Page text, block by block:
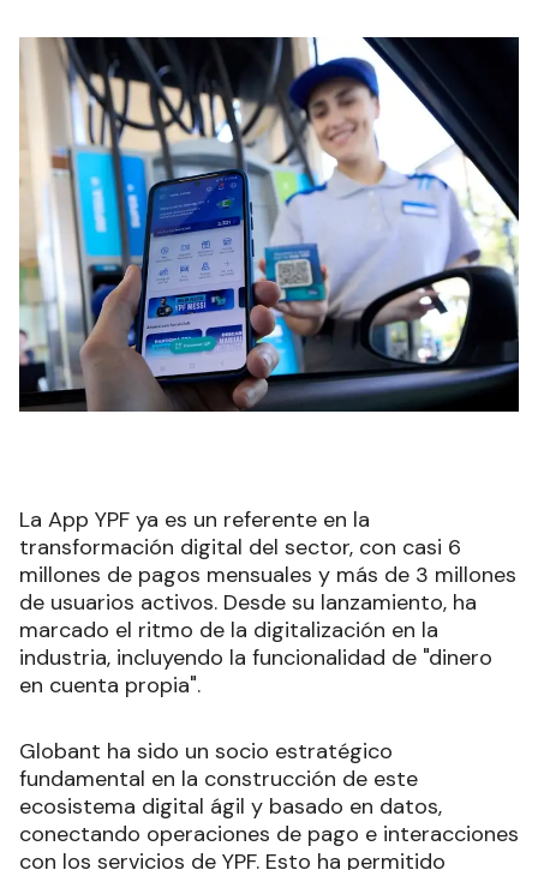
La App YPF ya es un referente en la
transformación digital del sector, con casi 6
millones de pagos mensuales y más de 3 millones
de usuarios activos. Desde su lanzamiento, ha
marcado el ritmo de la digitalización en la
industria, incluyendo la funcionalidad de "dinero
en cuenta propia".
Globant ha sido un socio estratégico
fundamental en la construcción de este
ecosistema digital ágil y basado en datos,
conectando operaciones de pago e interacciones
con los servicios de YPF. Esto ha permitido